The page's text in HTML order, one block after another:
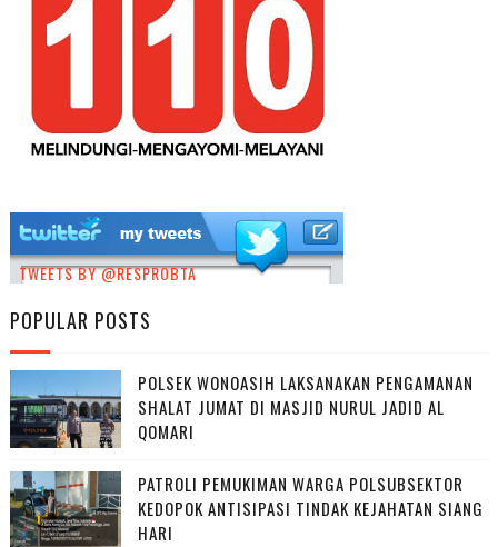
TWEETS BY @RESPROBTA
POPULAR POSTS
POLSEK WONOASIH LAKSANAKAN PENGAMANAN
SHALAT JUMAT DI MASJID NURUL JADID AL
QOMARI
PATROLI PEMUKIMAN WARGA POLSUBSEKTOR
KEDOPOK ANTISIPASI TINDAK KEJAHATAN SIANG
HARI